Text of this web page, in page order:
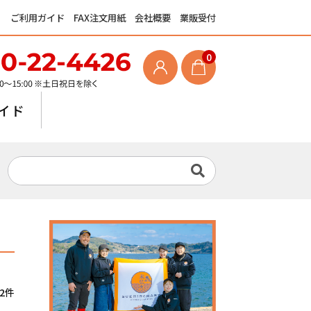
ご利用ガイド FAX注文用紙 会社概要 業販受付
0
ド
件